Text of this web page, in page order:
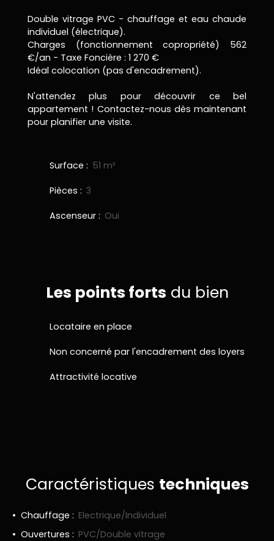
Double vitrage PVC - chauffage et eau chaude
individuel (électrique).
Charges (fonctionnement copropriété) 562
€/an - Taxe Foncière : 1 270 €
Idéal colocation (pas d'encadrement).
N'attendez plus pour découvrir ce bel
appartement ! Contactez-nous dès maintenant
pour planifier une visite.
Surface : 51 m²
Pièces : 3
Ascenseur : Oui
Les points forts du bien
Locataire en place
Non concerné par l'encadrement des loyers
Attractivité locative
Caractéristiques techniques
Chauffage : Electrique/Individuel
Ouvertures : PVC/Double vitrage